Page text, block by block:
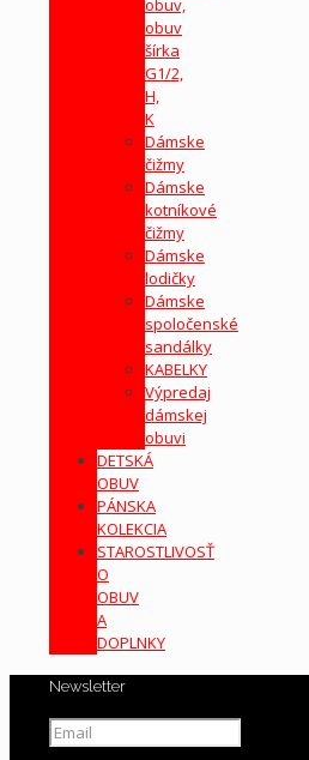
obuv
šírka
G1/2,
H,
K
Dámske
čižmy
Dámske
kotníkové
čižmy
Dámske
lodičky
Dámske
spoločenské
sandálky
KABELKY
Výpredaj
dámskej
obuvi
DETSKÁ
OBUV
PÁNSKA
KOLEKCIA
STAROSTLIVOSŤ
O
OBUV
A
DOPLNKY
Newsletter